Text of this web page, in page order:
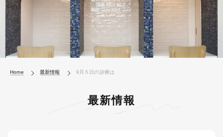
Home 最新情報 9月５日の診療は
最新情報